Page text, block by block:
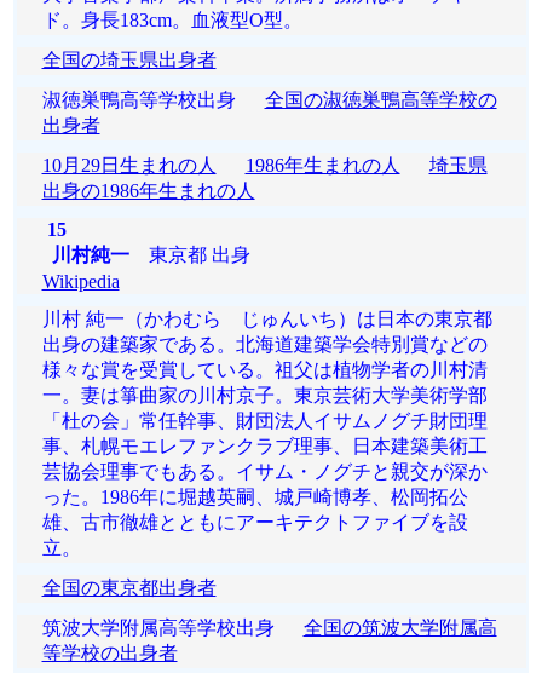
ド。身長183cm。血液型O型。
全国の埼玉県出身者
淑徳巣鴨高等学校出身 全国の淑徳巣鴨高等学校の
出身者
10月29日生まれの人
1986年生まれの人
埼玉県
出身の1986年生まれの人
15
川村純一東京都 出身
Wikipedia
川村 純一（かわむら じゅんいち）は日本の東京都
出身の建築家である。北海道建築学会特別賞などの
様々な賞を受賞している。祖父は植物学者の川村清
一。妻は箏曲家の川村京子。東京芸術大学美術学部
「杜の会」常任幹事、財団法人イサムノグチ財団理
事、札幌モエレファンクラブ理事、日本建築美術工
芸協会理事でもある。イサム・ノグチと親交が深か
った。1986年に堀越英嗣、城戸崎博孝、松岡拓公
雄、古市徹雄とともにアーキテクトファイブを設
立。
全国の東京都出身者
筑波大学附属高等学校出身 全国の筑波大学附属高
等学校の出身者